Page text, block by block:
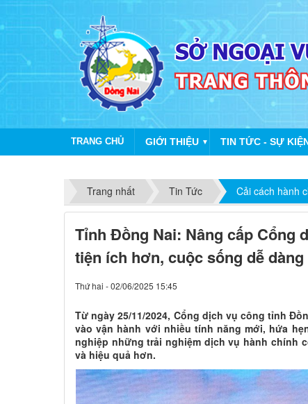
TRANG CHỦ GIỚI THIỆU ▼ TIN TỨC - SỰ
Trang nhất
Tin Tức Cải cách hành
Tỉnh Đồng Nai: Nâng cấp Cổng
tiện ích hơn, cuộc sống dễ
Thứ hai - 02/06/2025 15:45
Từ ngày 25/11/2024, Cổng dịch vụ công tỉnh
vào vận hành với nhiều tính năng mới, hứa
nghiệp những trải nghiệm dịch vụ hành chính
và hiệu quả hơn​.